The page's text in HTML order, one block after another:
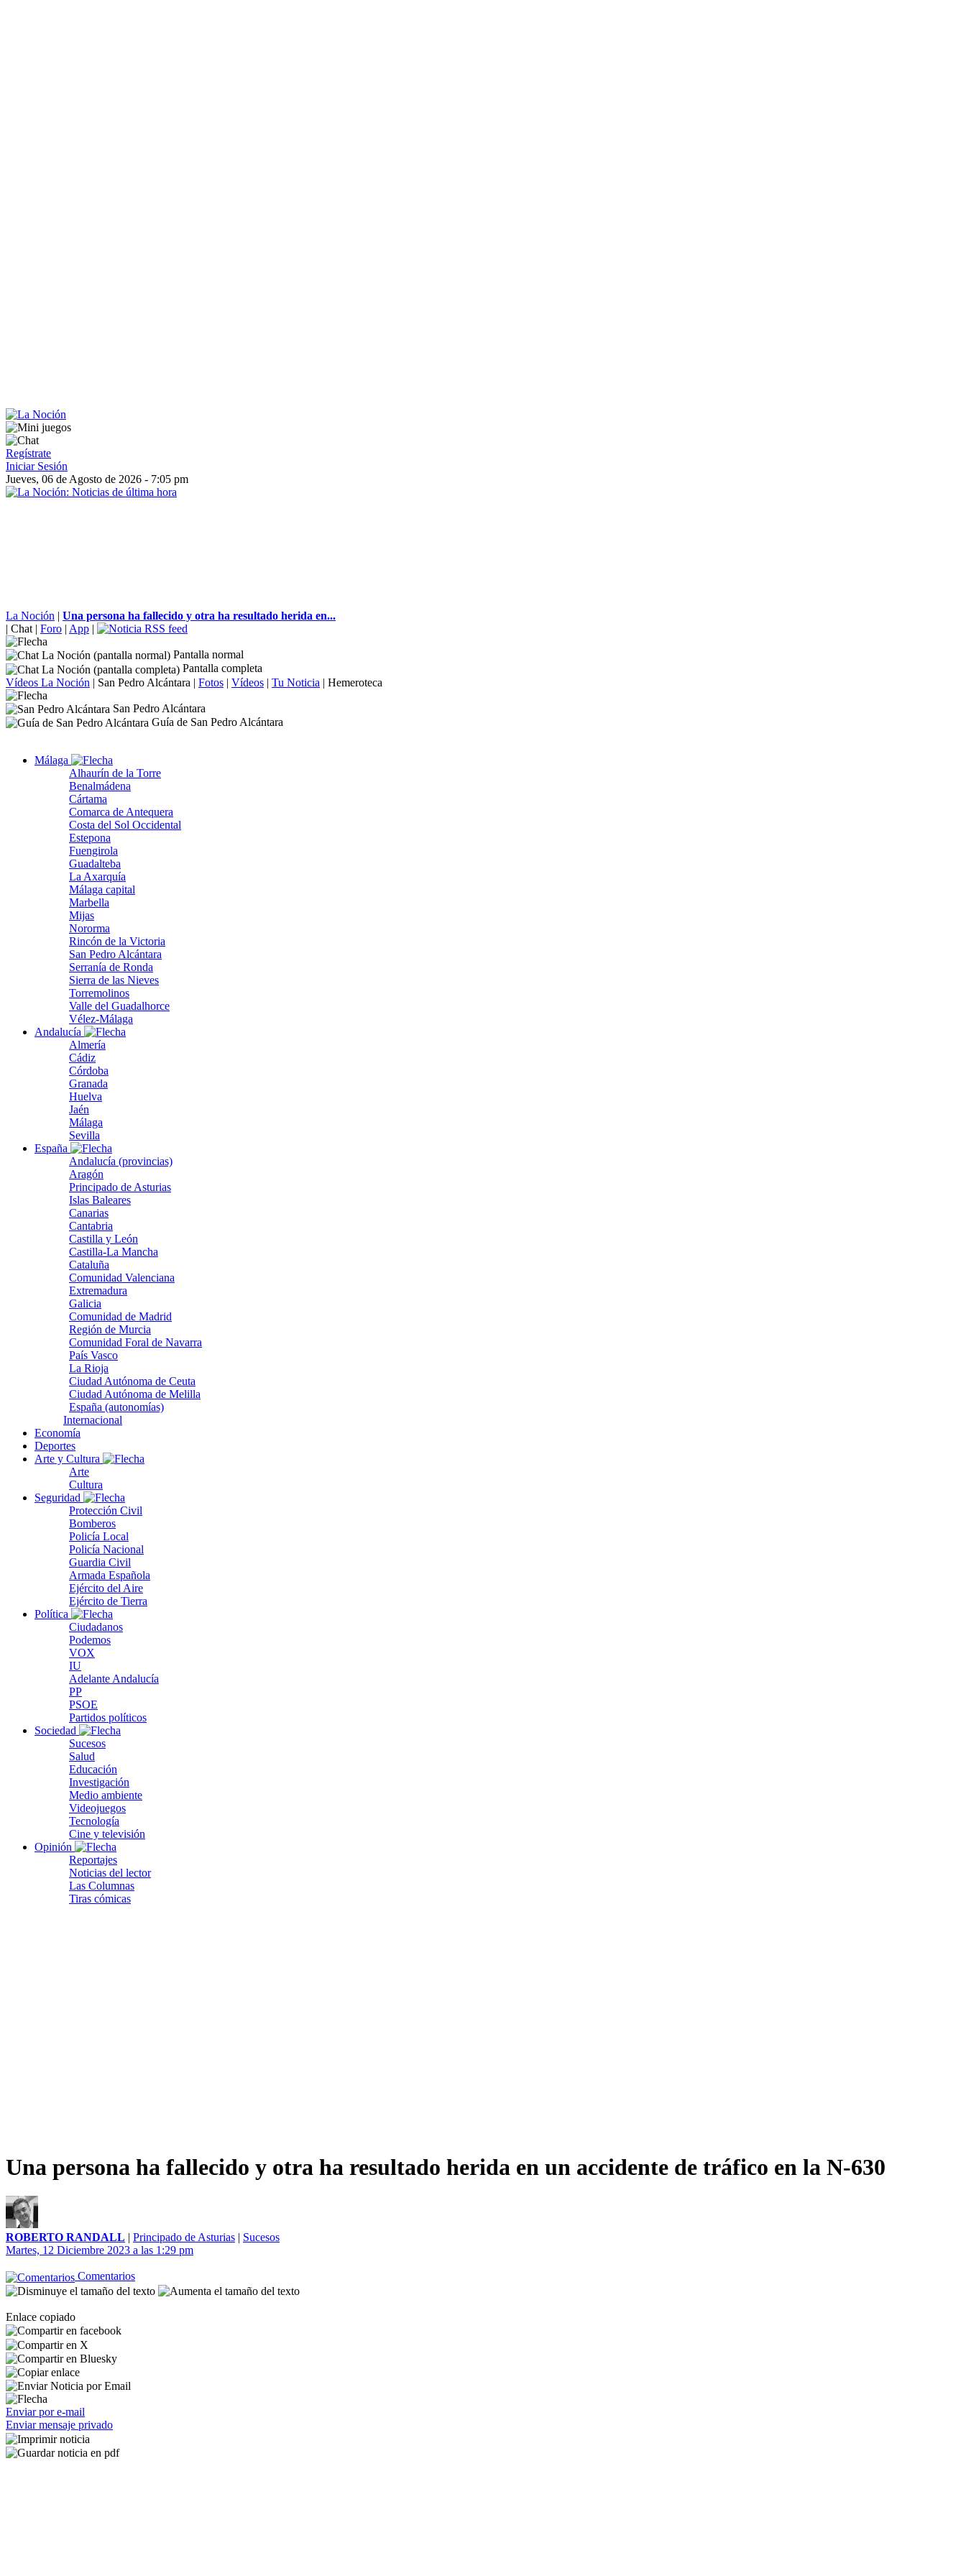
Regístrate
Iniciar Sesión
Jueves, 06 de Agosto de 2026 - 7:05 pm
La Noción | Una persona ha fallecido y otra ha resultado herida en...
| Chat | Foro | App |
Pantalla normal
Pantalla completa
Vídeos La Noción | San Pedro Alcántara | Fotos | Vídeos | Tu Noticia | Hemeroteca
San Pedro Alcántara
Guía de San Pedro Alcántara
Málaga
Alhaurín de la Torre
Benalmádena
Cártama
Comarca de Antequera
Costa del Sol Occidental
Estepona
Fuengirola
Guadalteba
La Axarquía
Málaga capital
Marbella
Mijas
Nororma
Rincón de la Victoria
San Pedro Alcántara
Serranía de Ronda
Sierra de las Nieves
Torremolinos
Valle del Guadalhorce
Vélez-Málaga
Andalucía
Almería
Cádiz
Córdoba
Granada
Huelva
Jaén
Málaga
Sevilla
España
Andalucía (provincias)
Aragón
Principado de Asturias
Islas Baleares
Canarias
Cantabria
Castilla y León
Castilla-La Mancha
Cataluña
Comunidad Valenciana
Extremadura
Galicia
Comunidad de Madrid
Región de Murcia
Comunidad Foral de Navarra
País Vasco
La Rioja
Ciudad Autónoma de Ceuta
Ciudad Autónoma de Melilla
España (autonomías)
Internacional
Economía
Deportes
Arte y Cultura
Arte
Cultura
Seguridad
Protección Civil
Bomberos
Policía Local
Policía Nacional
Guardia Civil
Armada Española
Ejército del Aire
Ejército de Tierra
Política
Ciudadanos
Podemos
VOX
IU
Adelante Andalucía
PP
PSOE
Partidos políticos
Sociedad
Sucesos
Salud
Educación
Investigación
Medio ambiente
Videojuegos
Tecnología
Cine y televisión
Opinión
Reportajes
Noticias del lector
Las Columnas
Tiras cómicas
Una persona ha fallecido y otra ha resultado herida en un accidente de tráfico en la N-630
ROBERTO RANDALL | Principado de Asturias | Sucesos
Martes, 12 Diciembre 2023 a las 1:29 pm
Comentarios
Enlace copiado
Enviar por e-mail
Enviar mensaje privado